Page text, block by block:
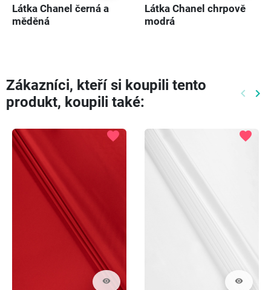
Látka Chanel černá a
měděná
Látka Chanel chrpově
modrá
Zákazníci, kteří si koupili tento
produkt, koupili také:
keyboard_arrow_left keyboard_arrow_right
visibility
favorite
visibility
favorite